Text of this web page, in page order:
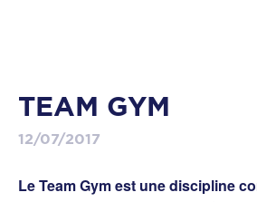
TEAM GYM
12/07/2017
Le Team Gym est une discipline